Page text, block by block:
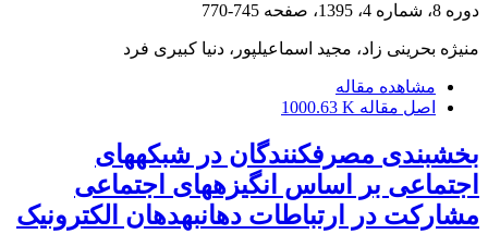
دوره 8، شماره 4، 1395، صفحه 745-770
منیژه بحرینی زاد، مجید اسماعیل‎پور، دنیا کبیری فرد
مشاهده مقاله
اصل مقاله 1000.63 K
بخش‎بندی مصرف‎کنندگان در شبکه‎های
اجتماعی بر اساس انگیزه‎های اجتماعی
مشارکت در ارتباطات دهان‎به‎دهان الکترونیک